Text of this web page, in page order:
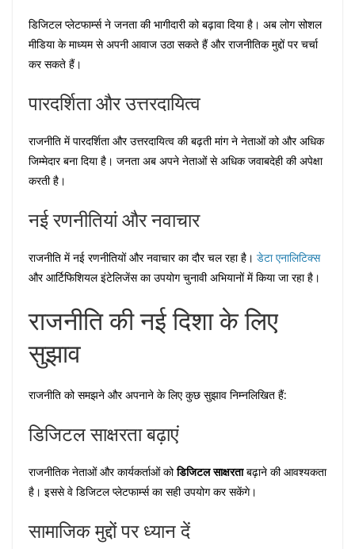
डिजिटल प्लेटफार्म्स ने जनता की भागीदारी को बढ़ावा दिया है। अब लोग सोशल
मीडिया के माध्यम से अपनी आवाज उठा सकते हैं और राजनीतिक मुद्दों पर चर्चा
कर सकते हैं।
पारदर्शिता और उत्तरदायित्व
राजनीति में पारदर्शिता और उत्तरदायित्व की बढ़ती मांग ने नेताओं को और अधिक
जिम्मेदार बना दिया है। जनता अब अपने नेताओं से अधिक जवाबदेही की अपेक्षा
करती है।
नई रणनीतियां और नवाचार
राजनीति में नई रणनीतियों और नवाचार का दौर चल रहा है। डेटा एनालिटिक्स
और आर्टिफिशियल इंटेलिजेंस का उपयोग चुनावी अभियानों में किया जा रहा है।
राजनीति की नई दिशा के लिए
सुझाव
राजनीति को समझने और अपनाने के लिए कुछ सुझाव निम्नलिखित हैं:
डिजिटल साक्षरता बढ़ाएं
राजनीतिक नेताओं और कार्यकर्ताओं कोडिजिटल साक्षरताबढ़ाने की आवश्यकता
है। इससे वे डिजिटल प्लेटफार्म्स का सही उपयोग कर सकेंगे।
सामाजिक मुद्दों पर ध्यान दें